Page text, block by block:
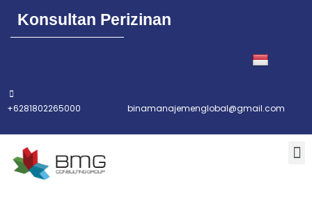
Konsultan Perizinan
+6281802265000 binamanajemenglobal@gmail.com